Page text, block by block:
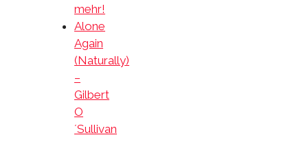
mehr!
Alone
Again
(Naturally)
–
Gilbert
O
´Sullivan